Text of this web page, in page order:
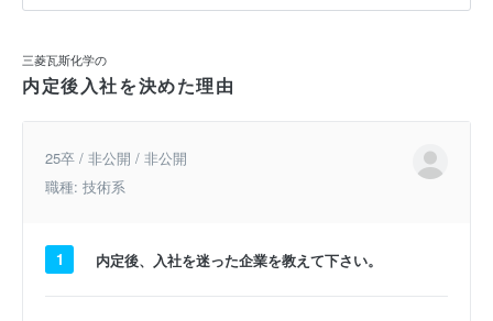
三菱瓦斯化学の
内定後入社を決めた理由
25卒 / 非公開 / 非公開
職種: 技術系
1 内定後、入社を迷った企業を教えて下さい。